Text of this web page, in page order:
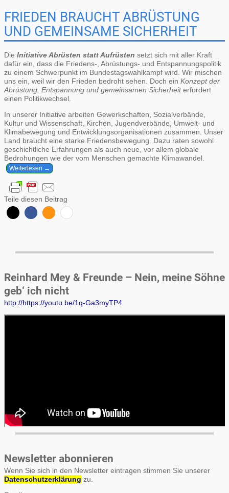
FRIEDEN BRAUCHT ABRÜSTUNG
UND GEMEINSAME SICHERHEIT
Die Initiative Abrüsten statt Aufrüsten setzt sich mit aller Kraft
dafür ein, dass die Friedens-, Abrüstungs- und Entspannungspolitik
zu einem Schwerpunkt im Bundestagswahlkampf wird. Wir mischen
uns ein, weil wir den Frieden bedroht sehen. Doch ein Konzept der
Abrüstung, Entspannung und gemeinsamen Sicherheiterfordert
einen Politikwechsel.
In unserer Initiative arbeiten Gewerkschaften, Sozialverbände,
Kultur und Wissenschaft, Kirchen, Jugendverbände, Umwelt- und
Klimabewegung und Entwicklungsorganisationen zusammen. Unser
Land braucht eine starke Friedensbewegung. Dazu raten sowohl
geschichtliche Erfahrungen als auch neue, vor allem globale
Bedrohungen wie der vom Menschen gemachte Klimawandel.
Weiterlesen →
Teile diesen Beitrag
Reinhard Mey & Freunde – Nein, meine Söhne
geb‘ ich nicht
http://https://youtu.be/1q-Ga3myTP4
Newsletter abonnieren
Wenn Sie sich in den Newsletter eintragen stimmen Sie unserer
Datenschutzerklärung zu.